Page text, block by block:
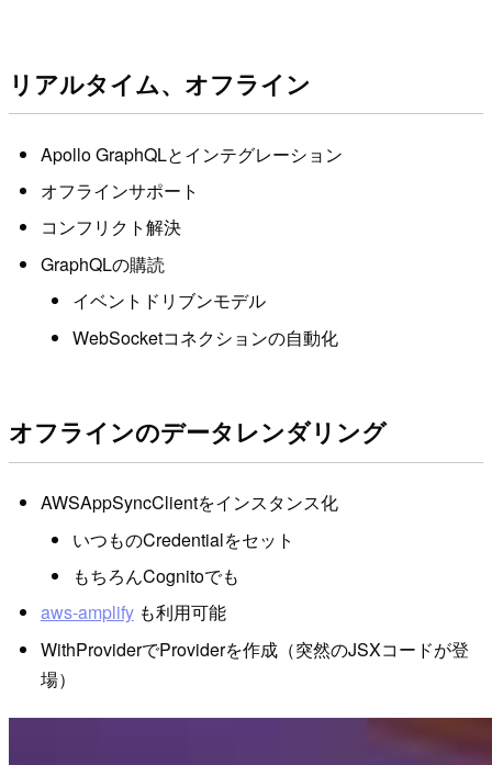
リアルタイム、オフライン
Apollo GraphQLとインテグレーション
オフラインサポート
コンフリクト解決
GraphQLの購読
イベントドリブンモデル
WebSocketコネクションの自動化
オフラインのデータレンダリング
AWSAppSyncClientをインスタンス化
いつものCredentialをセット
もちろんCognitoでも
aws-amplifyも利用可能
WithProviderでProviderを作成（突然のJSXコードが登
場）